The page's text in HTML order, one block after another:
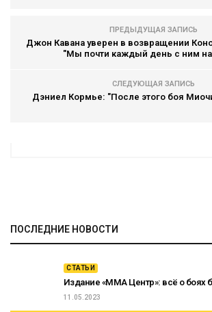
ПРЕДЫДУЩАЯ ЗАПИСЬ
Джон Кавана уверен в возвращении
"Мы почти каждый день с ним
СЛЕДУЮЩАЯ ЗАПИСЬ
Дэниел Кормье: "После этого боя
ПОСЛЕДНИЕ НОВОСТИ
СТАТЬИ
Издание «ММА Центр»: всё о боях
11.05.2023